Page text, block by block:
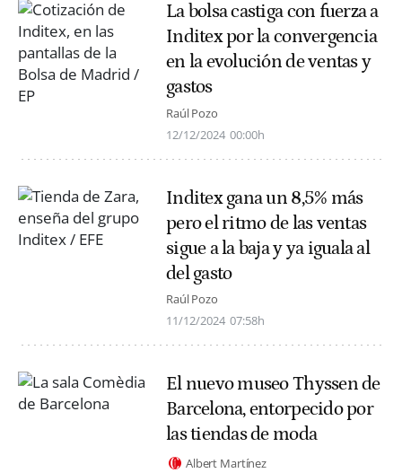
La bolsa castiga con fuerza a
Inditex por la convergencia
en la evolución de ventas y
gastos
Raúl Pozo
12/12/2024 00:00h
Inditex gana un 8,5% más
pero el ritmo de las ventas
sigue a la baja y ya iguala al
del gasto
Raúl Pozo
11/12/2024 07:58h
El nuevo museo Thyssen de
Barcelona, entorpecido por
las tiendas de moda
Albert Martínez